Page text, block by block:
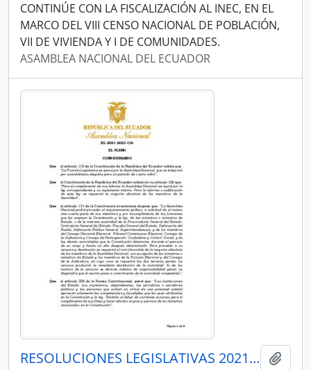
CONTINÚE CON LA FISCALIZACIÓN AL INEC, EN EL
MARCO DEL VIII CENSO NACIONAL DE POBLACIÓN,
VII DE VIVIENDA Y I DE COMUNIDADES.
ASAMBLEA NACIONAL DEL ECUADOR
RESOLUCIONES LEGISLATIVAS 2021-2023